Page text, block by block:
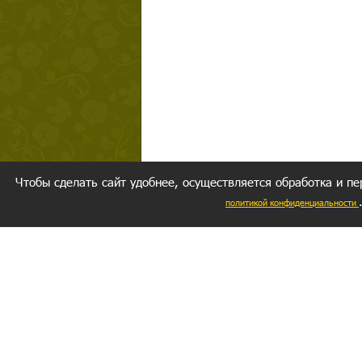
Чтобы сделать сайт удобнее, осуществляется обработка и
политикой конфиденциальности